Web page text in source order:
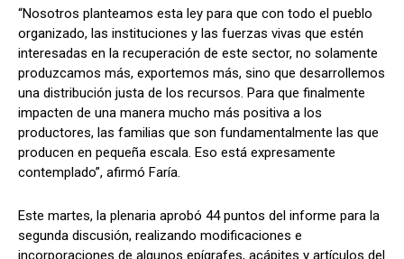
“Nosotros planteamos esta ley para que con todo el pueblo
organizado, las instituciones y las fuerzas vivas que estén
interesadas en la recuperación de este sector, no solamente
produzcamos más, exportemos más, sino que desarrollemos
una distribución justa de los recursos. Para que finalmente
impacten de una manera mucho más positiva a los
productores, las familias que son fundamentalmente las que
producen en pequeña escala. Eso está expresamente
contemplado”, afirmó Faría.
Este martes, la plenaria aprobó 44 puntos del informe para la
segunda discusión, realizando modificaciones e
incorporaciones de algunos epígrafes, acápites y artículos del